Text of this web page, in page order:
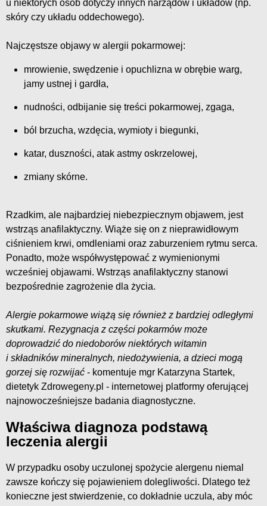
u niektórych osób dotyczy innych narządów i układów (np.
skóry czy układu oddechowego).
Najczęstsze objawy w alergii pokarmowej:
mrowienie, swędzenie i opuchlizna w obrębie warg,
jamy ustnej i gardła,
nudności, odbijanie się treści pokarmowej, zgaga,
ból brzucha, wzdęcia, wymioty i biegunki,
katar, duszności, atak astmy oskrzelowej,
zmiany skórne.
Rzadkim, ale najbardziej niebezpiecznym objawem, jest
wstrząs anafilaktyczny. Wiąże się on z nieprawidłowym
ciśnieniem krwi, omdleniami oraz zaburzeniem rytmu serca.
Ponadto, może współwystępować z wymienionymi
wcześniej objawami. Wstrząs anafilaktyczny stanowi
bezpośrednie zagrożenie dla życia.
Alergie pokarmowe wiążą się również z bardziej odległymi
skutkami. Rezygnacja z części pokarmów może
doprowadzić do niedoborów niektórych witamin
i składników mineralnych, niedożywienia, a dzieci mogą
gorzej się rozwijać - komentuje mgr Katarzyna Startek,
dietetyk Zdrowegeny.pl - internetowej platformy oferującej
najnowocześniejsze badania diagnostyczne.
Właściwa diagnoza podstawą
leczenia alergii
W przypadku osoby uczulonej spożycie alergenu niemal
zawsze kończy się pojawieniem dolegliwości. Dlatego też
konieczne jest stwierdzenie, co dokładnie uczula, aby móc